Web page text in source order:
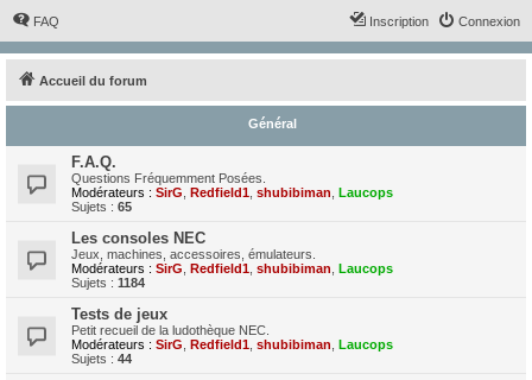
FAQ Connexion
Inscription
Accueil du forum
Général
F.A.Q.
Questions Fréquemment Posées.
Modérateurs : SirG Redfield1 shubibiman Laucops
Sujets : 65
Les consoles NEC
Jeux, machines, accessoires, émulateurs.
Modérateurs : SirG Redfield1 shubibiman Laucops
Sujets : 1184
Tests de jeux
Petit recueil de la ludothèque NEC.
Modérateurs : SirG Redfield1 shubibiman Laucops
Sujets : 44